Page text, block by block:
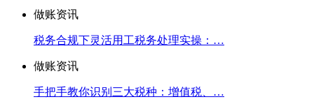
做账资讯
税务合规下灵活用工税务处理实操：…
做账资讯
手把手教你识别三大税种：增值税、…